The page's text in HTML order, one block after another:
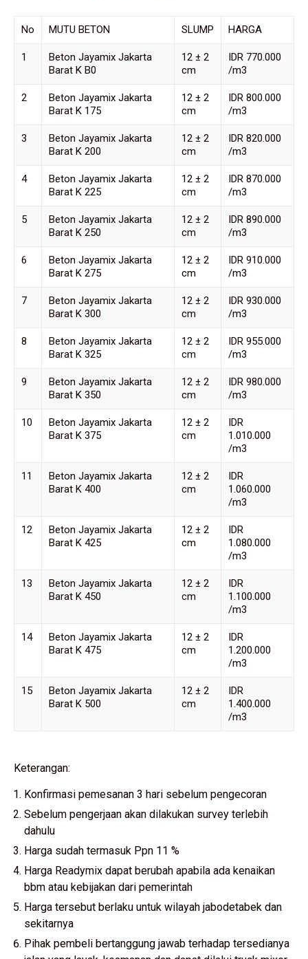
No MUTU BETON SLUMP HARGA
1
Beton Jayamix Jakarta
Barat K B0
12 ± 2
cm
IDR 770.000
/m3
2
Beton Jayamix Jakarta
Barat K 175
12 ± 2
cm
IDR 800.000
/m3
3
Beton Jayamix Jakarta
Barat K 200
12 ± 2
cm
IDR 820.000
/m3
4
Beton Jayamix Jakarta
Barat K 225
12 ± 2
cm
IDR 870.000
/m3
5
Beton Jayamix Jakarta
Barat K 250
12 ± 2
cm
IDR 890.000
/m3
6
Beton Jayamix Jakarta
Barat K 275
12 ± 2
cm
IDR 910.000
/m3
7
Beton Jayamix Jakarta
Barat K 300
12 ± 2
cm
IDR 930.000
/m3
8
Beton Jayamix Jakarta
Barat K 325
12 ± 2
cm
IDR 955.000
/m3
9
Beton Jayamix Jakarta
Barat K 350
12 ± 2
cm
IDR 980.000
/m3
10
Beton Jayamix Jakarta
Barat K 375
12 ± 2
cm
IDR
1.010.000
/m3
11
Beton Jayamix Jakarta
Barat K 400
12 ± 2
cm
IDR
1.060.000
/m3
12
Beton Jayamix Jakarta
Barat K 425
12 ± 2
cm
IDR
1.080.000
/m3
13
Beton Jayamix Jakarta
Barat K 450
12 ± 2
cm
IDR
1.100.000
/m3
14
Beton Jayamix Jakarta
Barat K 475
12 ± 2
cm
IDR
1.200.000
/m3
15
Beton Jayamix Jakarta
Barat K 500
12 ± 2
cm
IDR
1.400.000
/m3
Keterangan:
Konfirmasi pemesanan 3 hari sebelum pengecoran
Sebelum pengerjaan akan dilakukan survey terlebih
dahulu
Harga sudah termasuk Ppn 11 %
Harga Readymix dapat berubah apabila ada kenaikan
bbm atau kebijakan dari pemerintah
Harga tersebut berlaku untuk wilayah jabodetabek dan
sekitarnya
Pihak pembeli bertanggung jawab terhadap tersedianya